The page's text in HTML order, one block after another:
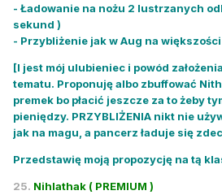
- Ładowanie na nożu 2 lustrzanych
sekund )
- Przybliżenie jak w Aug na
[I jest mój ulubieniec i powód
tematu. Proponuję albo zbuffować
premek bo płacić jeszcze za to żeby
pieniędzy. PRZYBLIŻENIA nikt nie
jak na magu, a pancerz ładuje się
Przedstawię moją propozycję na tą
25. Nihlathak ( PREMIUM )